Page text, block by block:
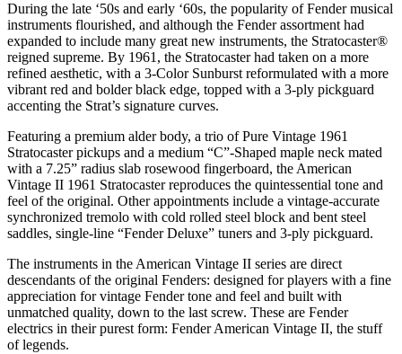
During the late ‘50s and early ‘60s, the popularity of Fender musical
instruments flourished, and although the Fender assortment had
expanded to include many great new instruments, the Stratocaster®
reigned supreme. By 1961, the Stratocaster had taken on a more
refined aesthetic, with a 3-Color Sunburst reformulated with a more
vibrant red and bolder black edge, topped with a 3-ply pickguard
accenting the Strat’s signature curves.
Featuring a premium alder body, a trio of Pure Vintage 1961
Stratocaster pickups and a medium “C”-Shaped maple neck mated
with a 7.25” radius slab rosewood fingerboard, the American
Vintage II 1961 Stratocaster reproduces the quintessential tone and
feel of the original. Other appointments include a vintage-accurate
synchronized tremolo with cold rolled steel block and bent steel
saddles, single-line “Fender Deluxe” tuners and 3-ply pickguard.
The instruments in the American Vintage II series are direct
descendants of the original Fenders: designed for players with a fine
appreciation for vintage Fender tone and feel and built with
unmatched quality, down to the last screw. These are Fender
electrics in their purest form: Fender American Vintage II, the stuff
of legends.